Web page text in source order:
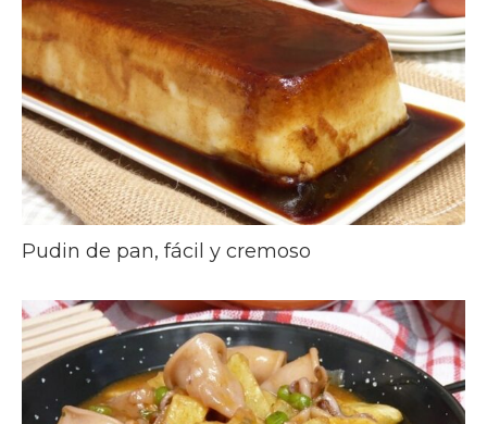
Pudin de pan, fácil y cremoso